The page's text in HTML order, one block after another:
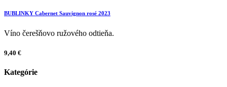
BUBLINKY Cabernet Sauvignon rosé 2023
Víno čerešňovo ružového odtieňa.
9,40 €
Kategórie